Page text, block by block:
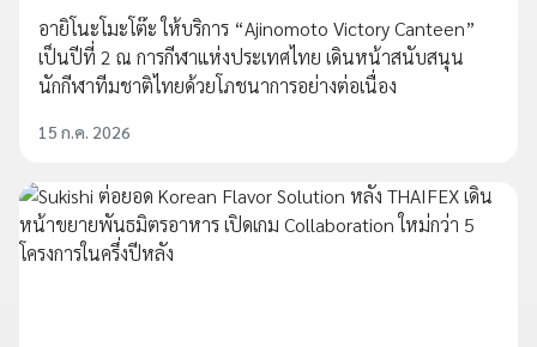
อายิโนะโมะโต๊ะ ให้บริการ “Ajinomoto Victory Canteen”
เป็นปีที่ 2 ณ การกีฬาแห่งประเทศไทย เดินหน้าสนับสนุน
นักกีฬาทีมชาติไทยด้วยโภชนาการอย่างต่อเนื่อง
15 ก.ค. 2026